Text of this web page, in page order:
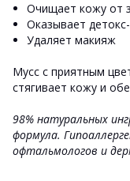
Очищает кожу от
Оказывает
Удаляет макияж
Мусс с приятным
стягивает кожу и
98% натуральных
формула.
офтальмологов и